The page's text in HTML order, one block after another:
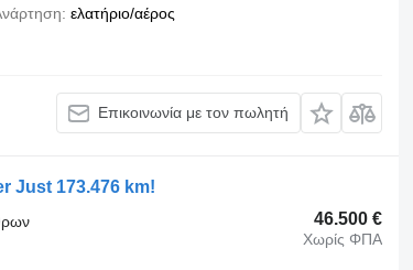
ελατήριο/αέρος
Επικοινωνία με τον πωλητή
Just 173.476 km!
46.500 €
Χωρίς ΦΠΑ